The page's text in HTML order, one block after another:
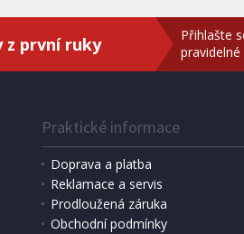
IHNED K
6 490 Kč
SOLÁRNÍ SPRCHA
Hawaj 38 l, černá (vč. teploměru)
z první ruky
Přihlašte
Praktické informace
Doprava a platba
Reklamace a servis
Prodloužená záruka
Obchodní podmínky